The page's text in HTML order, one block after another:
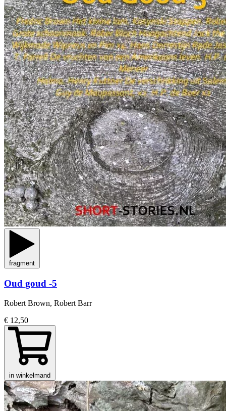
fragment
Oud goud -5
Robert Brown, Robert Barr
€ 12,50
in winkelmand